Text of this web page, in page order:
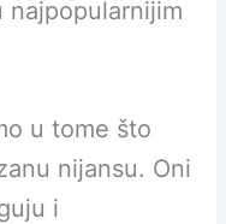
najpopularnijim
u tome što
nijansu. Oni
i